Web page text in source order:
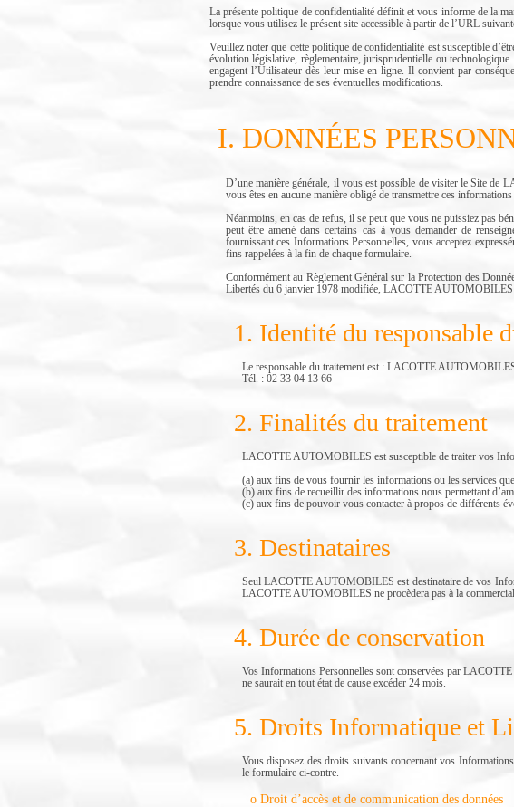
La présente politique de confidentialité définit et vous informe de la
lorsque vous utilisez le présent site accessible à partir de l’URL
Veuillez noter que cette politique de confidentialité est susceptible
évolution législative, règlementaire, jurisprudentielle ou
engagent l’Utilisateur dès leur mise en ligne. Il convient par
prendre connaissance de ses éventuelles modifications.
I. DONNÉES
D’une manière générale, il vous est possible de visiter le Site
vous êtes en aucune manière obligé de transmettre ces
Néanmoins, en cas de refus, il se peut que vous ne puissiez pas
peut être amené dans certains cas à vous demander de
fournissant ces Informations Personnelles, vous acceptez
fins rappelées à la fin de chaque formulaire.
Conformément au Règlement Général sur la Protection des
Libertés du 6 janvier 1978 modifiée, LACOTTE
1. Identité du responsable
Le responsable du traitement est : LACOTTE
Tél. : 02 33 04 13 66
2. Finalités du traitement
LACOTTE AUTOMOBILES est susceptible de traiter vos
(a) aux fins de vous fournir les informations ou les services
(b) aux fins de recueillir des informations nous permettant
(c) aux fins de pouvoir vous contacter à propos de différents
3. Destinataires
Seul LACOTTE AUTOMOBILES est destinataire de vos
LACOTTE AUTOMOBILES ne procèdera pas à la
4. Durée de conservation
Vos Informations Personnelles sont conservées par
ne saurait en tout état de cause excéder 24 mois.
5. Droits Informatique et
Vous disposez des droits suivants concernant vos
le formulaire ci-contre.
o Droit d’accès et de communication des données